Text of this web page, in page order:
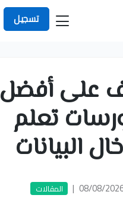
تسجيل
على أفضل
تعلم
البيانات
08/08/
| المقالات